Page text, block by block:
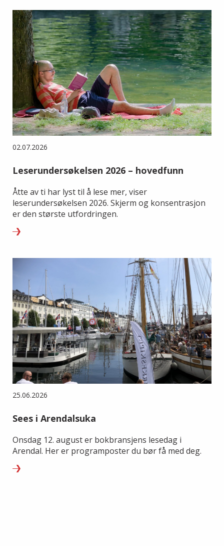
02.07.2026
Leserundersøkelsen 2026 – hovedfunn
Åtte av ti har lyst til å lese mer, viser
leserundersøkelsen 2026. Skjerm og konsentrasjon
er den største utfordringen.
25.06.2026
Sees i Arendalsuka
Onsdag 12. august er bokbransjens lesedag i
Arendal. Her er programposter du bør få med deg.